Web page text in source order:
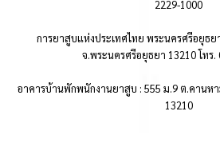
2229-1000
การยาสูบแห่งประเทศไทย พระนครศรีอยุธย
จ.พระนครศรีอยุธยา 13210 โทร.
อาคารบ้านพักพนักงานยาสูบ : 555 ม.9 ต.คานห
13210